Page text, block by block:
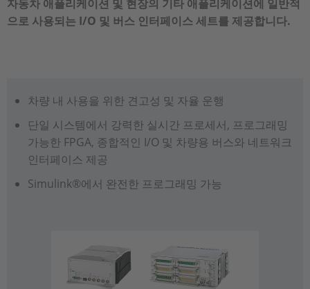
자동차 애플리케이션 및 현장의 기타 애플리케이션에 일반적
으로 사용되는 I/O 및 버스 인터페이스 세트를 제공합니다.
차량 내 사용을 위한 견고성 및 자율 운행
단일 시스템에서 강력한 실시간 프로세서, 프로그래밍
가능한 FPGA, 종합적인 I/O 및 차량용 버스와 네트워크
인터페이스 제공
Simulink®에서 완전한 프로그래밍 가능